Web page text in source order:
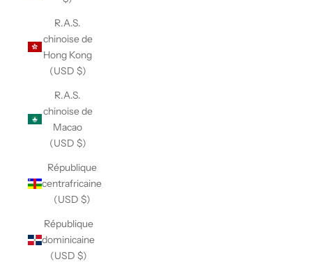
R.A.S.
chinoise de
Hong Kong
(USD $)
R.A.S.
chinoise de
Macao
(USD $)
République
centrafricaine
(USD $)
République
dominicaine
(USD $)